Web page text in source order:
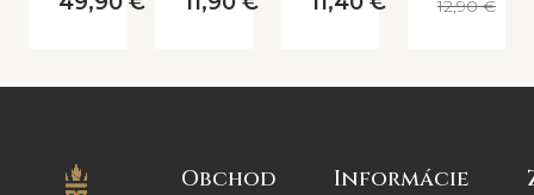
12,90 €
Obchod Informácie